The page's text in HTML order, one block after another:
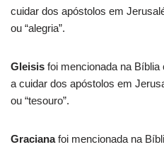
cuidar dos apóstolos em
ou “alegria”.
Gleisis foi mencionada na
a cuidar dos apóstolos em
ou “tesouro”.
Gracianafoi mencionada na